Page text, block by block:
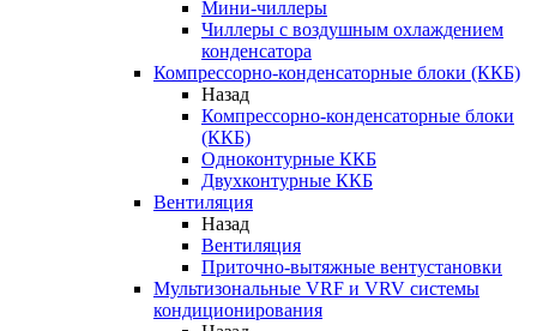
Мини-чиллеры
Чиллеры с воздушным охлаждением
конденсатора
Компрессорно-конденсаторные блоки (ККБ)
Назад
Компрессорно-конденсаторные блоки
(ККБ)
Одноконтурные ККБ
Двухконтурные ККБ
Вентиляция
Назад
Вентиляция
Приточно-вытяжные вентустановки
Мультизональные VRF и VRV системы
кондиционирования